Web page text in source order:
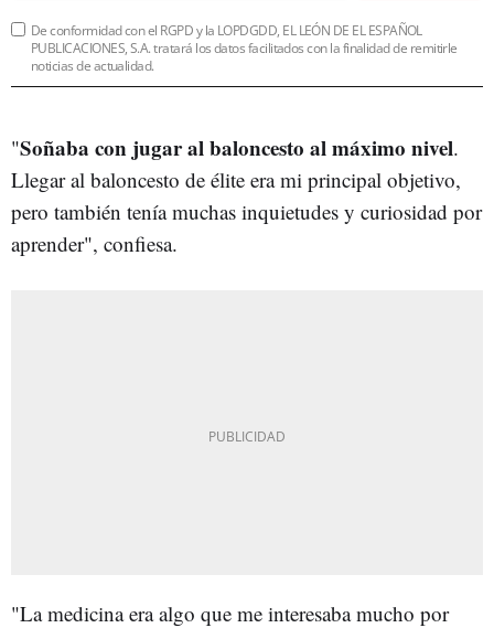
De conformidad con el RGPD y la LOPDGDD, EL LEÓN DE EL ESPAÑOL
PUBLICACIONES, S.A. tratará los datos facilitados con la finalidad de remitirle
noticias de actualidad.
"Soñaba con jugar al baloncesto al máximo nivel.
Llegar al baloncesto de élite era mi principal objetivo,
pero también tenía muchas inquietudes y curiosidad por
aprender", confiesa.
"La medicina era algo que me interesaba mucho por